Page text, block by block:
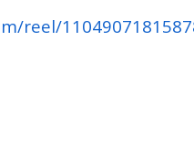
reel/